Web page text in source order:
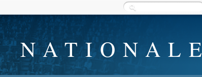
NATIONALE